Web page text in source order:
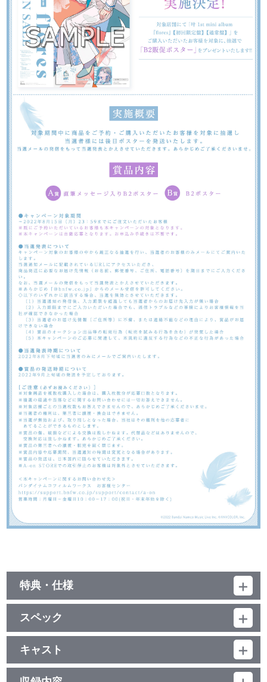
特典・仕様
初回生産分限定封入特典
叶 出演 にじさんじフェス 2022 月ノ美兎＆星川サラ＆不破湊＆
ChroNoiRステージ チケット先行抽選応募シリアルナンバー入りチ
ラシ
初回特典
スペック
品番：LACA-15998
ジャンル：邦楽ポップス
アルバム／39分
キャスト
叶